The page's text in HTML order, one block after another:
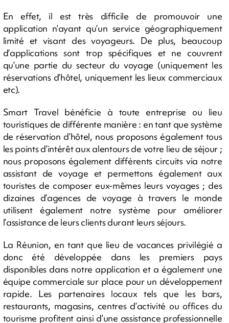
En effet, il est très difficile de promouvoir une
application n’ayant qu’un service géographiquement
limité et visant des voyageurs. De plus, beaucoup
d’applications sont trop spécifiques et ne couvrent
qu’une partie du secteur du voyage (uniquement les
réservations d’hôtel, uniquement les lieux commerciaux
etc).
Smart Travel bénéficie à toute entreprise ou lieu
touristiques de différente manière : en tant que système
de réservation d’hôtel, nous proposons également tous
les points d’intérêt aux alentours de votre lieu de séjour ;
nous proposons également différents circuits via notre
assistant de voyage et permettons également aux
touristes de composer eux-mêmes leurs voyages ; des
dizaines d’agences de voyage à travers le monde
utilisent également notre système pour améliorer
l’assistance de leurs clients durant leurs séjours.
La Réunion, en tant que lieu de vacances privilégié a
donc été développée dans les premiers pays
disponibles dans notre application et a également une
équipe commerciale sur place pour un développement
rapide. Les partenaires locaux tels que les bars,
restaurants, magasins, centres d’activité ou offices du
tourisme profitent ainsi d’une assistance professionnelle